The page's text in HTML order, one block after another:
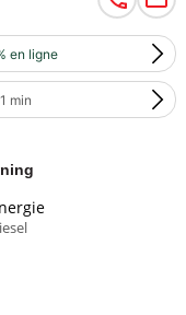
en ligne
min